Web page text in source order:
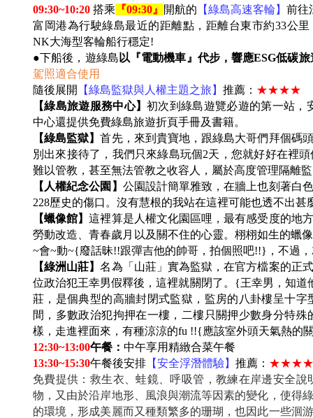
09:30~10:20 搭乘 『09:30』 開航的 【綠島高速客輪】 前往
富岡港為行駛綠島最近的距離點，距離台東市約33公
NK大海型客輪船行穩定!
●下船後，遊綠島 以『電動機車』代步，響應ESG低碳
駕照適合使用
隨後展開
【綠島監獄與人權主題之旅】 推薦： ★★★★
【綠島旅遊服務中心】初次到綠島遊覽必遊的第一站，
中心還提供免費綠島旅遊折頁手冊及書籍。
【綠島監獄】首先，來到貴寶地，跟綠島大哥們拜個碼
別出來接待了，我們只來綠島玩個2天，您就好好在裡
難以管教，甚至無法管教之收容人，屬於高度管理隔離
【人權紀念公園】 公園設計簡單雅致，在牆上也刻著白
228歷史的傷口。沒有慧根的我站在這裡可能也透不出
【蠟像館】這裡算是人權文化園區哩，最有感受度的地
勞動改造、青春歲月以及關不住的心靈。栩栩如生的
~會~動~{廢話昧!!跟彈吉他的帥哥，拍個照吧!!}，不過
【綠洲山莊】名為「山莊」實為監獄，在官方檔案的正
位政治犯王幸男假釋後，這裡就關閉了。{王幸男，知
莊，是個典型的高牆封閉式監獄，監房的八卦樓呈十
間，多數政治犯拘押在一樓，二樓只關押少數身分特
樣，走進裡面來，有種涼涼的fu !!{應該室外頭天氣熱的
12:30~13:00午餐： 中午享用精緻合菜午餐
13:30~15:30午餐後安排 【安全浮潛體驗】 推薦： ★★★★
免費提供：救生衣、蛙鏡、呼吸管，教練在岸邊安全
物，又由於沿岸地形、風浪與潮流等因素的變化，使得
的環境，形成美麗而又種類繁多的珊瑚，也因此一些